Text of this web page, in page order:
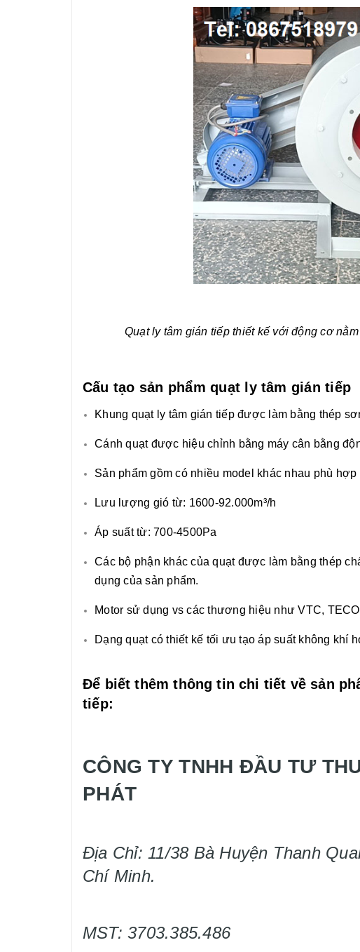
Quạt ly tâm gián tiếp thiết kế với động cơ
Cấu tạo sản phẩm quạt ly tâm gián tiếp
Khung quạt ly tâm gián tiếp được làm bằng thép
Cánh quạt được hiệu chỉnh bằng máy cân bằng
Sản phẩm gồm có nhiều model khác nhau phù
Lưu lượng gió từ: 1600-92.000m³/h
Áp suất từ: 700-4500Pa
Các bộ phận khác của quạt được làm bằng thép
dụng của sản phẩm.
Motor sử dụng vs các thương hiệu như VTC,
Dạng quạt có thiết kế tối ưu tạo áp suất không khí
Để biết thêm thông tin chi tiết về sản
tiếp:
CÔNG TY TNHH ĐẦU TƯ
PHÁT
Địa Chỉ: 11/38 Bà Huyện Thanh
Chí Minh.
MST: 3703.385.486